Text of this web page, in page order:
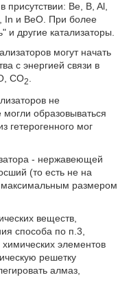
присутствии: Be, B, Al,
In и ВеО. При более
и другие катализаторы.
могут начать
с энергией связи в
СО2.
не
могли образовываться
гетерогенного мог
- нержавеющей
(то есть не на
максимальным размером
веществ,
способа по п.3,
элементов
решетку
алмаз,